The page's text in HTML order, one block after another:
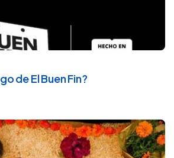
de El Buen Fin?